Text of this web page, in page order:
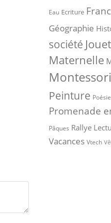
Eau Ecriture
Géographie
société Jouet
Maternelle
Montessori
Peinture Poésie
Promenade
Pâques Rallye
Vacances Vtech